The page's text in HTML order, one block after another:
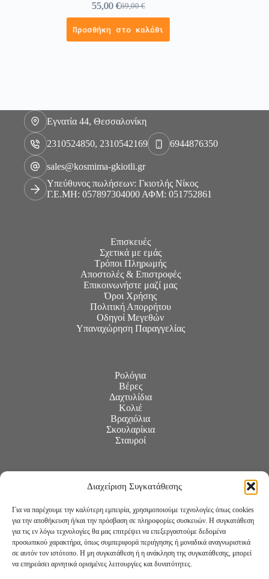
Διαχείριση Συγκατάθεσης
Για να παρέχουμε την καλύτερη εμπειρία, χρησιμοποιούμε τεχνολογίες όπως cookies
για την αποθήκευση ή/και την πρόσβαση σε πληροφορίες συσκευών. Η συγκατάθεση
για τις εν λόγω τεχνολογίες θα μας επιτρέψει να επεξεργαστούμε δεδομένα
προσωπικού χαρακτήρα, όπως συμπεριφορά περιήγησης ή μοναδικά αναγνωριστικά
σε αυτόν τον ιστότοπο. Η μη συγκατάθεση ή η ανάκληση της συγκατάθεσης, μπορεί
να επηρεάσει αρνητικά ορισμένες λειτουργίες και δυνατότητες.
69,00€
55,00 €
Προσθήκη στο καλάθι
Εγνατία 44, Θεσσαλονίκη
2310524850, 2310542169 6944876350
sales@kosmima-gkiotli.gr
Υπεύθυνος πωλήσεων: Γκιοτλής Νίκος
Γ.Ε.ΜΗ: 057897304000 ΑΦΜ: 051752861
Επισκευές
Σχετικά με εμάς
Τρόποι Πληρωμής
Αποστολές & Επιστροφές
Επικοινωνήστε μαζί μας
Όροι Χρήσης
Πολιτική Απορρήτου
Οδηγοί Μεγεθών
Υπαναχώρηση Παραγγελίας
Ρολόγια
Βέρες
Δαχτυλίδια
Κολιέ
Βραχιόλια
Σκουλαρίκια
Σταυροί